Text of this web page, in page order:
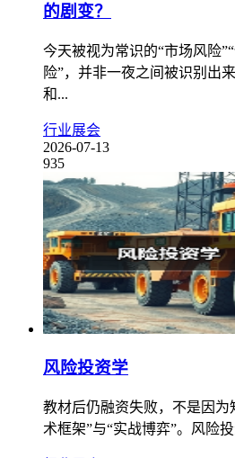
的剧变？
今天被视为常识的“市场风险
险”，并非一夜之间被识别出
和...
行业展会
2026-07-13
935
风险投资学
教材后仍融资失败，不是因为
术框架”与“实战博弈”。风险